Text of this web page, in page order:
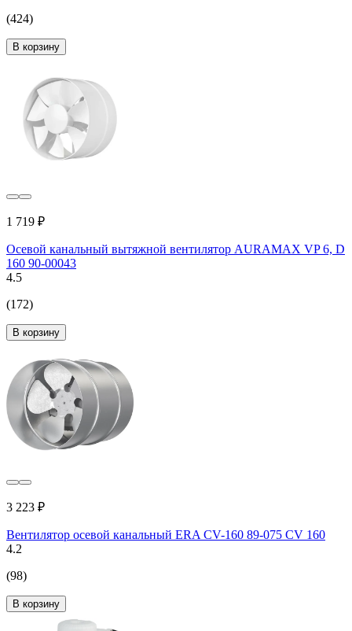
(424)
В корзину
1 719 ₽
Осевой канальный вытяжной вентилятор AURAMAX VP 6, D
160 90-00043
4.5
(172)
В корзину
3 223 ₽
Вентилятор осевой канальный ERA CV-160 89-075 CV 160
4.2
(98)
В корзину